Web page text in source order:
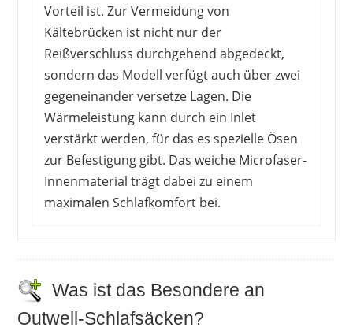
Vorteil ist. Zur Vermeidung von
Kältebrücken ist nicht nur der
Reißverschluss durchgehend abgedeckt,
sondern das Modell verfügt auch über zwei
gegeneinander versetze Lagen. Die
Wärmeleistung kann durch ein Inlet
verstärkt werden, für das es spezielle Ösen
zur Befestigung gibt. Das weiche Microfaser-
Innenmaterial trägt dabei zu einem
maximalen Schlafkomfort bei.
Bei diesem Modell rufen vor allem das geringe
Gewicht und kleine Packmaß positive
Reaktionen hervor. Praktisch erscheint auch die
Deckenform, die sogar für zwei Personen
ausreichend ist. Auch sonst ist dieses Modell
Was ist das Besondere an
Outwell-Schlafsäcken?